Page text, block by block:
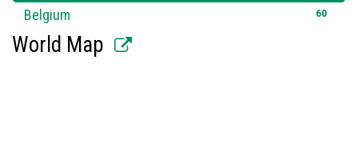
60
Belgium
World Map